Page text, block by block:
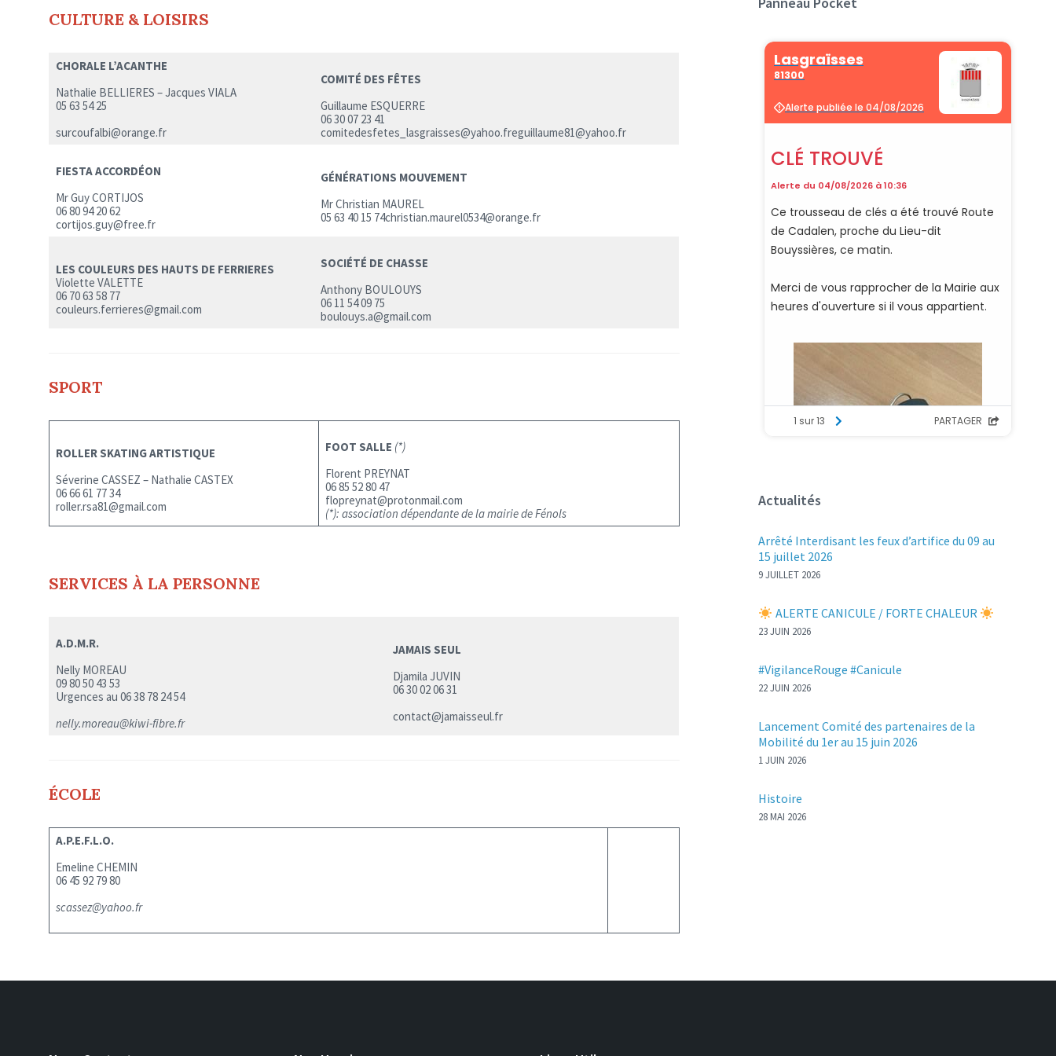
CULTURE & LOISIRS
CHORALE L’ACANTHE
Nathalie BELLIERES – Jacques VIALA
05 63 54 25
surcoufalbi@orange.fr
COMITÉ DES FÊTES
Guillaume ESQUERRE
06 30 07 23 41
comitedesfetes_lasgraisses@yahoo.freguillaume81@yahoo.fr
FIESTA ACCORDÉON
Mr Guy CORTIJOS
06 80 94 20 62
cortijos.guy@free.fr
GÉNÉRATIONS MOUVEMENT
Mr Christian MAUREL
05 63 40 15 74christian.maurel0534@orange.fr
LES COULEURS DES HAUTS DE FERRIERES
Violette VALETTE
06 70 63 58 77
couleurs.ferrieres@gmail.com
SOCIÉTÉ DE CHASSE
Anthony BOULOUYS
06 11 54 09 75
boulouys.a@gmail.com
SPORT
ROLLER SKATING ARTISTIQUE
Séverine CASSEZ – Nathalie CASTEX
06 66 61 77 34
roller.rsa81@gmail.com
FOOT SALLE (*)
Florent PREYNAT
06 85 52 80 47
flopreynat@protonmail.com
(*): association dépendante de la mairie de Fénols
SERVICES À LA PERSONNE
A.D.M.R.
Nelly MOREAU
09 80 50 43 53
Urgences au 06 38 78 24 54
nelly.moreau@kiwi-fibre.fr
JAMAIS SEUL
Djamila JUVIN
06 30 02 06 31
contact@jamaisseul.fr
ÉCOLE
A.P.E.F.L.O.
Emeline CHEMIN
06 45 92 79 80
scassez@yahoo.fr
Actualités
Arrêté Interdisant les feux d’artifice du 09 au
15 juillet 2026
9 JUILLET 2026
ALERTE CANICULE / FORTE CHALEUR
23 JUIN 2026
#VigilanceRouge #Canicule
22 JUIN 2026
Lancement Comité des partenaires de la
Mobilité du 1er au 15 juin 2026
1 JUIN 2026
Histoire
28 MAI 2026